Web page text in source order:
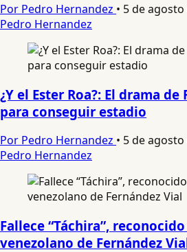
Por Pedro Hernandez • 5 de agosto
Pedro Hernandez
¿Y el Ester Roa?: El drama de
para conseguir estadio
Por Pedro Hernandez • 5 de agosto
Pedro Hernandez
Fallece “Táchira”,
venezolano de Fernández